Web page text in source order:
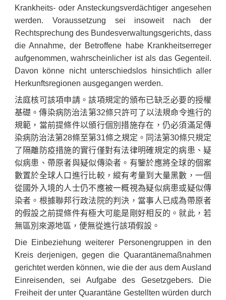
Krankheits- oder Ansteckungsverdächtiger angesehen
werden. Voraussetzung sei insoweit nach der
Rechtsprechung des Bundesverwaltungsgerichts, dass
die Annahme, der Betroffene habe Krankheitserreger
aufgenommen, wahrscheinlicher ist als das Gegenteil.
Davon könne nicht unterschiedslos hinsichtlich aller
Herkunftsregionen ausgegangen werden.
法庭核可該項申請。該項規定的頒布已缺乏必要的授權
基礎。傳染病防治法第32條只許可了以法規命令進行的
規範，當前提條件以頒行個別措施存在，仍必須滿足傳
染病防治法第28條至第31條之規定。同法第30條只規定
了隔離防疫措施的實行僅對有法律明確規定的病患、疑
似病患、帶原者與疑似傳染者。有鑒於應將全球的個案
數置於全球人口進行比較，縱有考量到大量黑數，一個
從國外入境的人士仍不應被一概視為疑似病患或疑似傳
染者。根據聯邦行政法院的判決，當事人已成為帶原者
的假設之前提條件有極大可能是剛好相反的。就此，若
無區別來源地區，便無從進行該項假設。
Die Einbeziehung weiterer Personengruppen in den
Kreis derjenigen, gegen die Quarantänemaßnahmen
gerichtet werden können, wie die der aus dem Ausland
Einreisenden, sei Aufgabe des Gesetzgebers. Die
Freiheit der unter Quarantäne Gestellten würden durch